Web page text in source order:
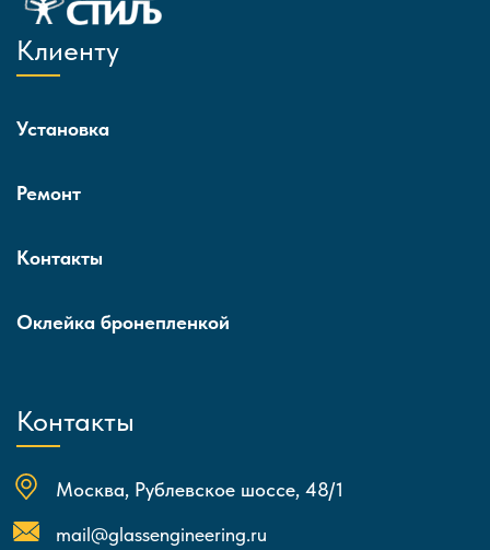
Клиенту
Установка
Ремонт
Контакты
Оклейка бронепленкой
Контакты
Москва, Рублевское шоссе, 48/1
mail@glassengineering.ru